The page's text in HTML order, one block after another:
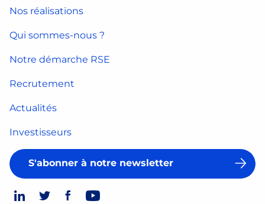
Nos réalisations
Qui sommes-nous ?
Notre démarche RSE
Recrutement
Actualités
Investisseurs
S'abonner à notre newsletter